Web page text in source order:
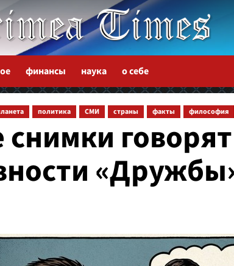
финансы наука о себе
политика СМИ страны факты философия